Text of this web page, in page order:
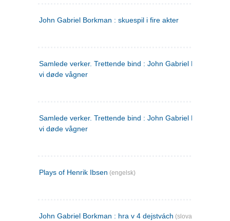
John Gabriel Borkman : skuespil i fire akter
Samlede verker. Trettende bind : John Gabriel Borkman ;
vi døde vågner
Samlede verker. Trettende bind : John Gabriel Borkman ;
vi døde vågner
Plays of Henrik Ibsen (engelsk)
John Gabriel Borkman : hra v 4 dejstvách (slovakisk)